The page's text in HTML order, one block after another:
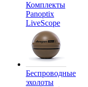
Комплекты
Panoptix
LiveScope
Беспроводные
эхолоты